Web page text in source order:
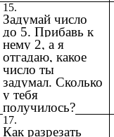
15.
Задумай число
до 5. Прибавь к
нему 2, а я
отгадаю, какое
число ты
задумал. Сколько
у тебя
получилось?
17.
Как разрезать